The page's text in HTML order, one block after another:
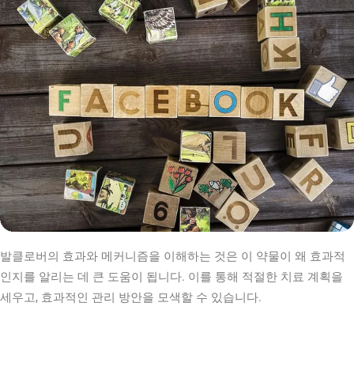
발클로버의 효과와 메커니즘을 이해하는 것은 이 약물이 왜 효과적
인지를 알리는 데 큰 도움이 됩니다. 이를 통해 적절한 치료 계획을
세우고, 효과적인 관리 방안을 모색할 수 있습니다.